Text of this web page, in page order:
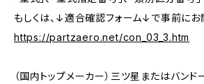
もしくは、↓適合確認フォーム↓で事前にお
https://partzaero.net/con_03_3.htm
（国内トップメーカー）三ツ星またはバンド